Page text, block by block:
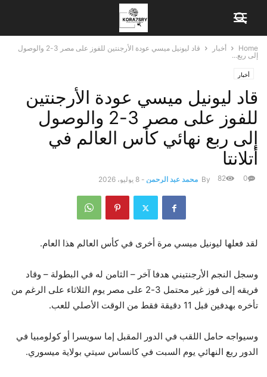
Home أخبار
قاد ليونيل ميسي عودة الأرجنتين للفوز على مصر 3-2 والوصول
إلى ربع...
أخبار
قاد ليونيل ميسي عودة الأرجنتين
للفوز على مصر 3-2 والوصول
إلى ربع نهائي كأس العالم في
أتلانتا
By محمد عبد الرحمن - 8 يوليو، 2026 0
82
لقد فعلها ليونيل ميسي مرة أخرى في كأس العالم هذا العام.
وسجل النجم الأرجنتيني هدفا آخر – الثامن له في البطولة – وقاد
فريقه إلى فوز غير محتمل 3-2 على مصر يوم الثلاثاء على الرغم من
تأخره بهدفين قبل 11 دقيقة فقط من الوقت الأصلي للعب.
وسيواجه حامل اللقب في الدور المقبل إما سويسرا أو كولومبيا في
الدور ربع النهائي يوم السبت في كانساس سيتي بولاية ميسوري.